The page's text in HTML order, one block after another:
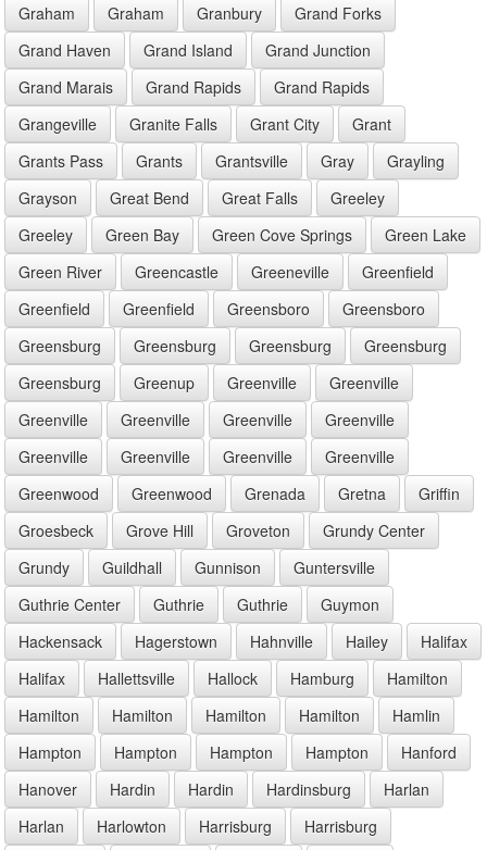
Graham
Graham Granbury
Grand Forks
Grand Haven
Grand Island
Grand Junction
Grand Marais
Grand Rapids
Grand Rapids
Grangeville
Granite Falls Grant City
Grant
Grants Pass
Grants Grantsville Gray
Grayling
Grayson
Great Bend Great Falls
Greeley
Greeley
Green Bay Green Cove Springs
Green Lake
Green River
Greencastle Greeneville
Greenfield
Greenfield
Greenfield Greensboro
Greensboro
Greensburg
Greensburg Greensburg
Greensburg
Greensburg
Greenup Greenville
Greenville
Greenville
Greenville Greenville
Greenville
Greenville
Greenville Greenville
Greenville
Greenwood
Greenwood Grenada Gretna
Griffin
Groesbeck
Grove Hill Groveton
Grundy Center
Grundy
Guildhall Gunnison
Guntersville
Guthrie Center
Guthrie Guthrie
Guymon
Hackensack
Hagerstown Hahnville Hailey
Halifax
Halifax
Hallettsville Hallock Hamburg
Hamilton
Hamilton
Hamilton Hamilton Hamilton
Hamlin
Hampton
Hampton Hampton Hampton
Hanford
Hanover
Hardin Hardin Hardinsburg
Harlan
Harlan
Harlowton Harrisburg
Harrisburg